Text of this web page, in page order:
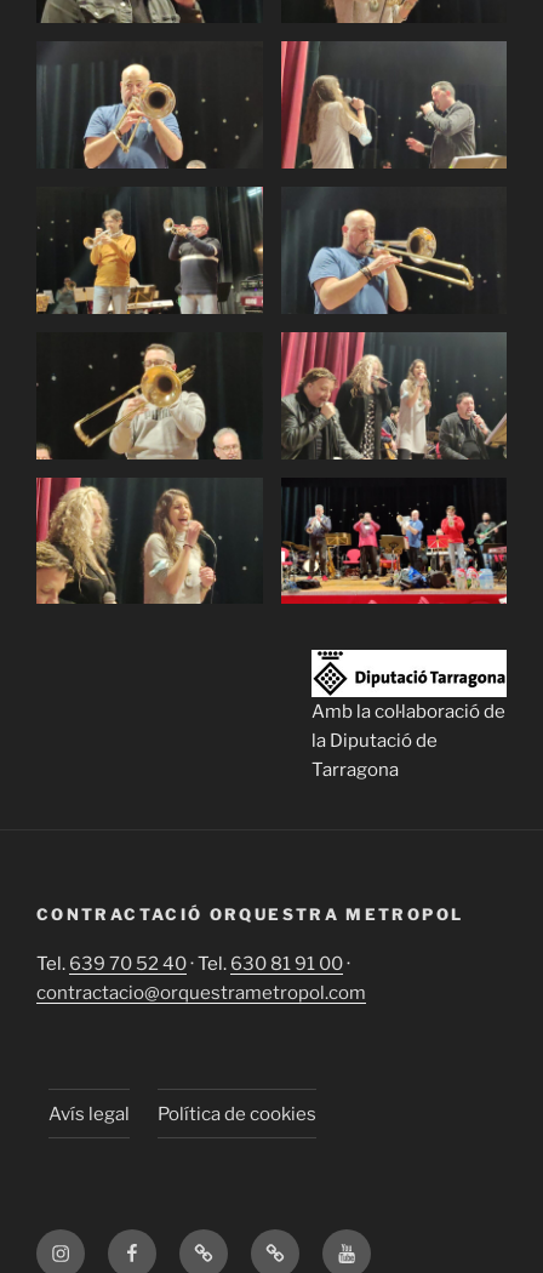
Amb la col·laboració de
la Diputació de
Tarragona
CONTRACTACIÓ ORQUESTRA METROPOL
Tel. 639 70 52 40· Tel. 630 81 91 00·
contractacio@orquestrametropol.com
Avís legal Política de cookies
InstagramFacebook
X TikTok YouTube